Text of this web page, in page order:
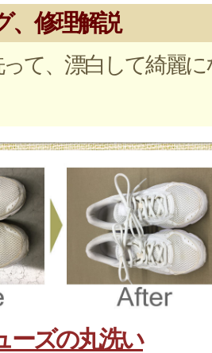
、修理解説
て、漂白して綺麗に
ーズの丸洗い